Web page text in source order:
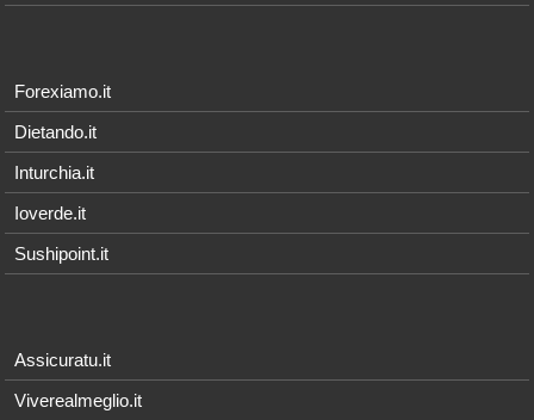
Forexiamo.it
Dietando.it
Inturchia.it
Ioverde.it
Sushipoint.it
Assicuratu.it
Viverealmeglio.it